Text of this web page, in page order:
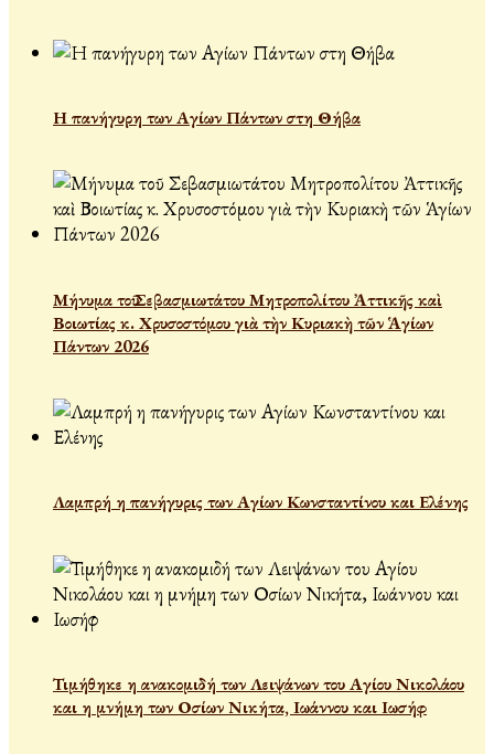
Η πανήγυρη των Αγίων Πάντων στη Θήβα
Μήνυμα τοῦ Σεβασμιωτάτου Μητροπολίτου Ἀττικῆς καὶ
Βοιωτίας κ. Χρυσοστόμου γιὰ τὴν Κυριακὴ τῶν Ἁγίων
Πάντων 2026
Λαμπρή η πανήγυρις των Αγίων Κωνσταντίνου και Ελένης
Τιμήθηκε η ανακομιδή των Λειψάνων του Αγίου Νικολάου
και η μνήμη των Οσίων Νικήτα, Ιωάννου και Ιωσήφ